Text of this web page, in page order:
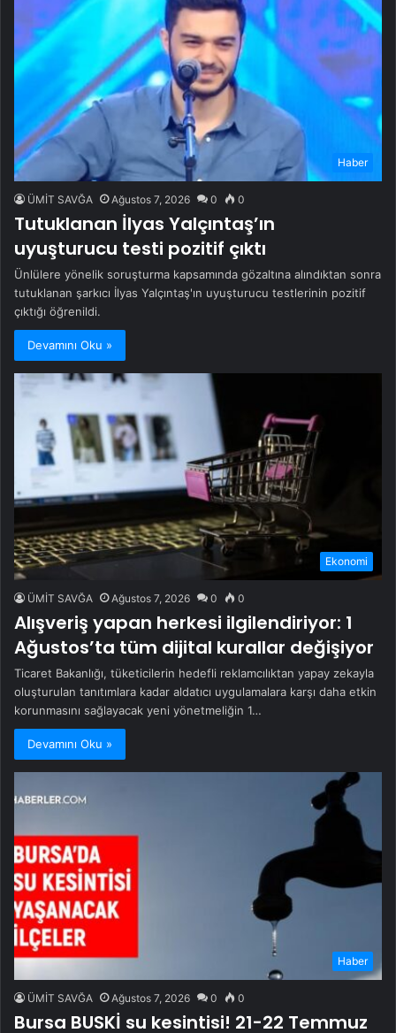
Haber
ÜMİT SAVĞA Ağustos 7, 2026 0 0
Tutuklanan İlyas Yalçıntaş’ın
uyuşturucu testi pozitif çıktı
Ünlülere yönelik soruşturma kapsamında gözaltına alındıktan sonra
tutuklanan şarkıcı İlyas Yalçıntaş'ın uyuşturucu testlerinin pozitif
çıktığı öğrenildi.
Devamını Oku »
Ekonomi
ÜMİT SAVĞA Ağustos 7, 2026 0 0
Alışveriş yapan herkesi ilgilendiriyor: 1
Ağustos’ta tüm dijital kurallar değişiyor
Ticaret Bakanlığı, tüketicilerin hedefli reklamcılıktan yapay zekayla
oluşturulan tanıtımlara kadar aldatıcı uygulamalara karşı daha etkin
korunmasını sağlayacak yeni yönetmeliğin 1…
Devamını Oku »
Haber
ÜMİT SAVĞA Ağustos 7, 2026 0 0
Bursa BUSKİ su kesintisi! 21-22 Temmuz